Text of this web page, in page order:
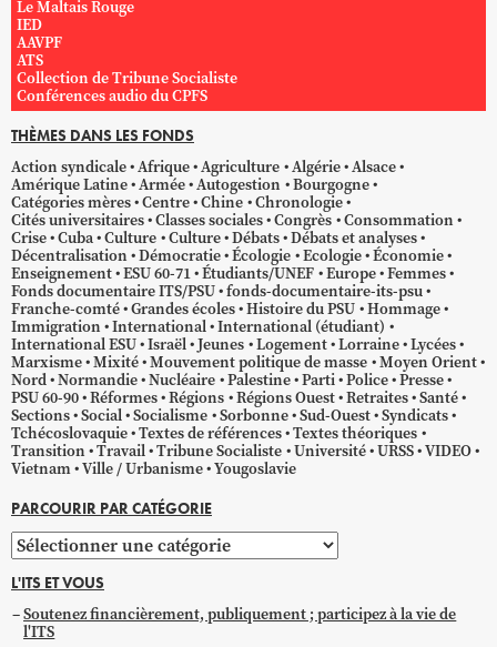
Le Maltais Rouge
IED
AAVPF
ATS
Collection de Tribune Socialiste
Conférences audio du CPFS
THÈMES DANS LES FONDS
Action syndicale Afrique Agriculture Algérie Alsace
Amérique Latine Armée Autogestion
Bourgogne
Catégories mères Centre Chine Chronologie
Cités universitaires Classes sociales Congrès Consommation
Crise Cuba Culture Culture Débats Débats et analyses
Décentralisation Démocratie Écologie Ecologie Économie
Enseignement ESU 60-71 Étudiants/UNEF Europe Femmes
Fonds documentaire ITS/PSU fonds-documentaire-its-psu
Franche-comté Grandes écoles Histoire du PSU Hommage
Immigration International International (étudiant)
International ESU Israël Jeunes Logement Lorraine Lycées
Marxisme Mixité Mouvement politique de masse Moyen Orient
Nord Normandie Nucléaire Palestine Parti Police Presse
PSU 60-90 Réformes Régions Régions Ouest Retraites Santé
Sections Social Socialisme Sorbonne Sud-Ouest Syndicats
Tchécoslovaquie Textes de références Textes théoriques
Transition Travail Tribune Socialiste Université URSS VIDEO
Vietnam Ville / Urbanisme Yougoslavie
PARCOURIR PAR CATÉGORIE
Parcourir
par
catégorie
L'ITS ET VOUS
Soutenez financièrement, publiquement ; participez à la vie de
l'ITS